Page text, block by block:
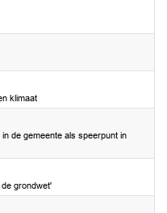
klimaat
de gemeente als speerpunt in
grondwet'